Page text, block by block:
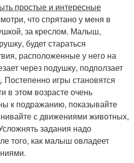
простые и интересные
что спрятано у меня в
за креслом. Малыш,
будет стараться
расположенные у него на
через подушку, подползает
Постепенно игры становятся
в этом возрасте очень
к подражанию, показывайте
с движениями животных,
задания надо
того, как малыш овладеет